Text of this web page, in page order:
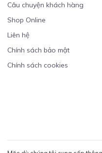
Câu chuyện khách hàng
Shop Online
Liên hệ
Chính sách bảo mật
Chính sách cookies